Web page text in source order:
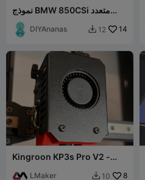
نموذج BMW 850CSi متعدد
الطبقات
DIYAnanas  12 14
Kingroon KP3s Pro V2 -
LMaker  10 8